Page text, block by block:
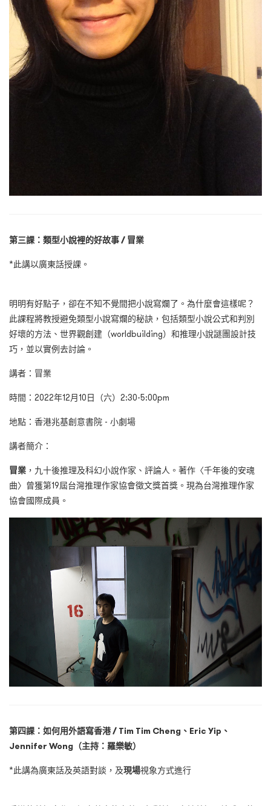
第三課：類型小說裡的好故事/ 冒業
*此講以廣東話授課。
明明有好點子，卻在不知不覺間把小說寫爛了。為什麼會這樣呢？
此課程將教授避免類型小說寫爛的秘訣，包括類型小說公式和判別
好壞的方法、世界觀創建（worldbuilding）和推理小說謎團設計技
巧，並以實例去討論。
講者：冒業
時間：2022年12月10日（六）2:30-5:00pm
地點：香港兆基創意書院 - 小劇場
講者簡介：
冒業 ，九十後推理及科幻小說作家、評論人。著作〈千年後的安魂
曲〉曾獲第19屆台灣推理作家協會徵文獎首獎。現為台灣推理作家
協會國際成員。
第四課：如何用外語寫香港/ Tim Tim Cheng 、 Eric Yip 、
Jennifer Wong（主持：羅樂敏）
*此講為廣東話及英語對談，及現場視象方式進行